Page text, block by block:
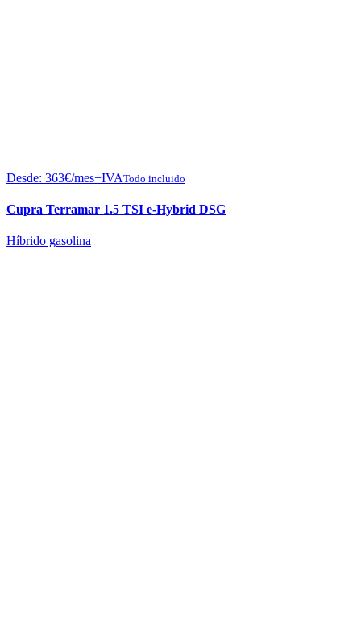
Desde: 363€/mes+IVATodo incluido
Cupra Terramar 1.5 TSI e-Hybrid DSG
Híbrido gasolina